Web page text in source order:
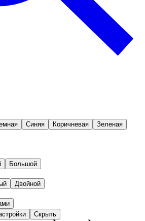
Синяя Коричневая Зеленая
Большой
Двойной
Скрыть